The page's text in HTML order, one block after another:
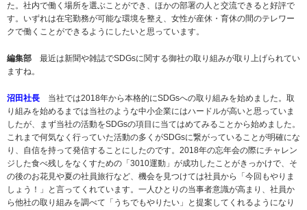
た。社内で働く場所を選ぶことができ、ほかの部署の人と交流できると好評で
す。いずれは在宅勤務が可能な環境を整え、女性が産休・育休の間のテレワー
クで働くことができるようにしたいと思っています。
編集部 最近は新聞や雑誌でSDGsに関する御社の取り組みが取り上げられてい
ますね。
沼田社長 当社では2018年から本格的にSDGsへの取り組みを始めました。取
り組みを始めるまでは当社のような中小企業にはハードルが高いと思っていま
したが、まず当社の活動をSDGsの項目に当てはめてみることから始めました。
これまで何気なく行っていた活動の多くがSDGsに繋がっていることが明確にな
り、自信を持って発信することにしたのです。2018年の忘年会の際にチャレン
ジした食べ残しをなくすための「3010運動」が成功したことがきっかけで、そ
の後のお花見や夏の社員旅行など、機会を見つけては社員から「今回もやりま
しょう！」と言ってくれています。一人ひとりの当事者意識が高まり、社員か
ら他社の取り組みを調べて「うちでもやりたい」と提案してくれるようになり